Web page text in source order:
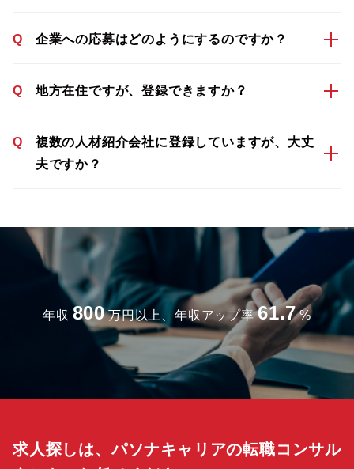
Q 企業への応募はどのようにするのですか？
Q 地方在住ですが、登録できますか？
Q
複数の人材紹介会社に登録していますが、大丈
夫ですか？
年収 800 万円以上、年収アップ率 61.7 %
求人探しは、パソナキャリアの転職コンサル